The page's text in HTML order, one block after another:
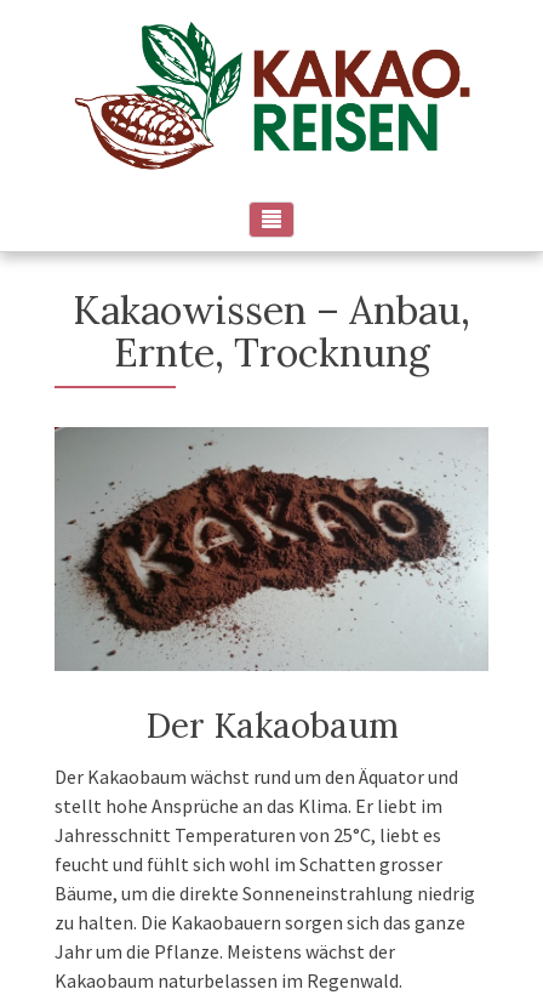
Kakaowissen – Anbau,
Ernte, Trocknung
Der Kakaobaum
Der Kakaobaum wächst rund um den Äquator und
stellt hohe Ansprüche an das Klima. Er liebt im
Jahresschnitt Temperaturen von 25°C, liebt es
feucht und fühlt sich wohl im Schatten grosser
Bäume, um die direkte Sonneneinstrahlung niedrig
zu halten. Die Kakaobauern sorgen sich das ganze
Jahr um die Pflanze. Meistens wächst der
Kakaobaum naturbelassen im Regenwald.